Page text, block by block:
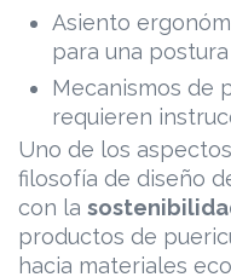
Asiento
para una
Mecanismos de
requieren
Uno de los
filosofía de diseño
con la
productos de
hacia materiales